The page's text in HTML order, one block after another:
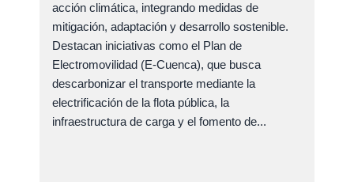
acción climática, integrando medidas de
mitigación, adaptación y desarrollo sostenible.
Destacan iniciativas como el Plan de
Electromovilidad (E-Cuenca), que busca
descarbonizar el transporte mediante la
electrificación de la flota pública, la
infraestructura de carga y el fomento de...